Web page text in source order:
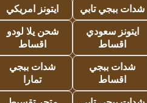
شدات ببجي تابي
ايتونز امريكي
ايتونز سعودي
اقساط
شحن يلا لودو
اقساط
شدات ببجي
اقساط
شدات ببجي
تمارا